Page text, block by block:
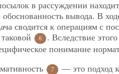
в рассуждении
обоснованность вывода. В
сводится к операциям с
6
. Вследствие
понимание
7
— это подход